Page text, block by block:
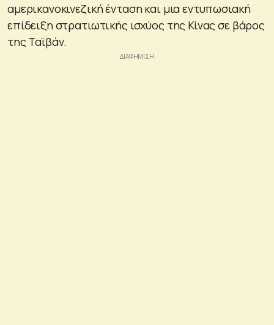
αμερικανοκινεζική ένταση και μια εντυπωσιακή
επίδειξη στρατιωτικής ισχύος της Κίνας σε βάρος
της Ταϊβάν.